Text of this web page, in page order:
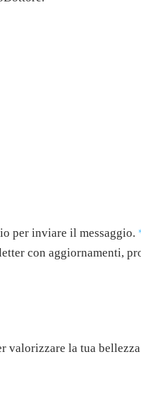
per inviare il messaggio.
con aggiornamenti,
valorizzare la tua